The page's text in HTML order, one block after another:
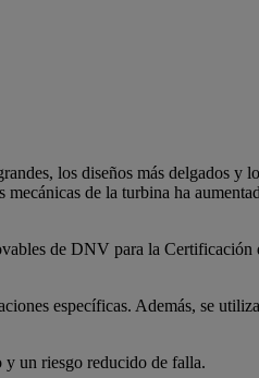
los diseños más delgados y
de la turbina ha
de DNV para la
específicas. Además, se
y un riesgo reducido de falla.